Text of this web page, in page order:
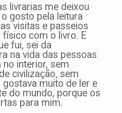
livrarias me deixou
gosto pela leitura
visitas e passeios
com o livro. E
fui, sei da
na vida das pessoas
no interior, sem
civilização, sem
gostava muito de ler e
do mundo, porque os
para mim.